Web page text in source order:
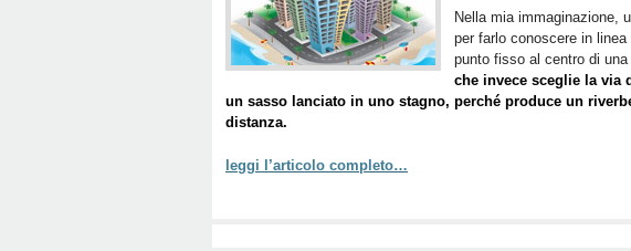
sui
social
network
Nella mia immaginazione,
per farlo conoscere in
punto fisso al centro di
che invece sceglie la via
un sasso lanciato in uno stagno, perché produce un
distanza.
leggi l’articolo completo…